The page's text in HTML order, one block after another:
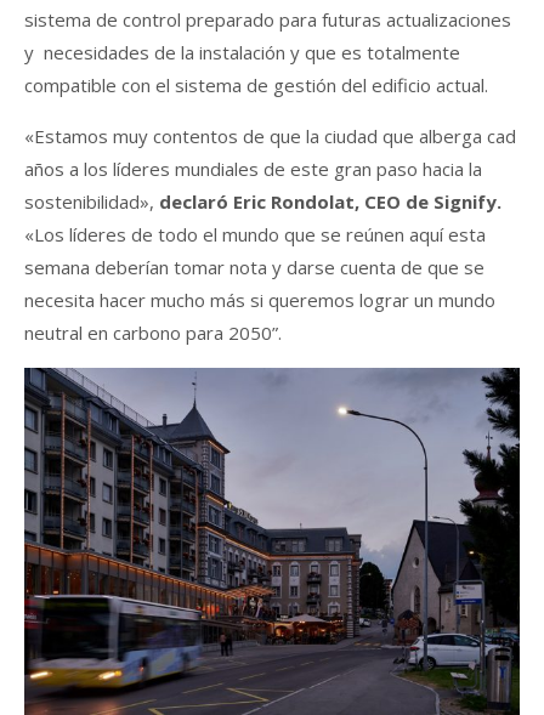
sistema de control preparado para futuras actualizaciones
y necesidades de la instalación y que es totalmente
compatible con el sistema de gestión del edificio actual.
«Estamos muy contentos de que la ciudad que alberga cad
años a los líderes mundiales de este gran paso hacia la
sostenibilidad», declaró Eric Rondolat, CEO de Signify.
«Los líderes de todo el mundo que se reúnen aquí esta
semana deberían tomar nota y darse cuenta de que se
necesita hacer mucho más si queremos lograr un mundo
neutral en carbono para 2050”.